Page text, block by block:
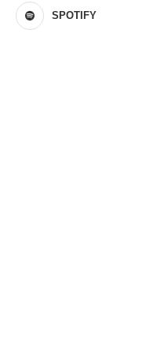
SPOTIFY